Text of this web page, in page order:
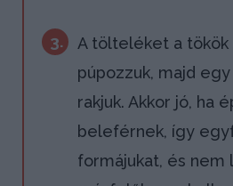
3.
A tölteléket a
púpozzuk, majd
rakjuk. Akkor jó, ha
beleférnek, így
formájukat, és nem